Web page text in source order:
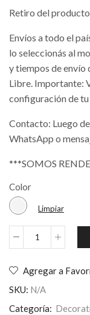
Retiro del
Envíos a todo el
lo seleccionás al
y tiempos de envío
Libre. Importante:
configuración de tu
Contacto: Luego
WhatsApp o
***SOMOS
Color
Limpiar
Símbolo
Yoga
Adhesivo
Para
Pared
Agregar a
SKU: N/A
Categoría: